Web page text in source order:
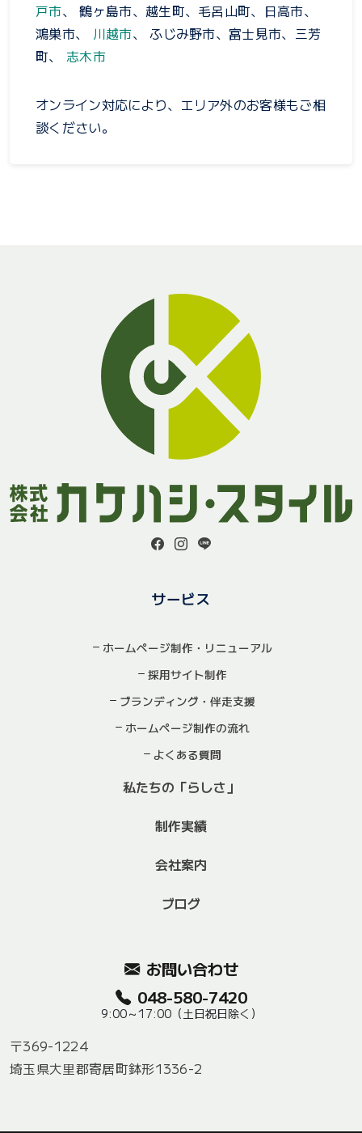
戸市、 鶴ヶ島市、越生町、毛呂山町、日高市、
鴻巣市、 川越市、 ふじみ野市、富士見市、三芳
町、 志木市
オンライン対応により、エリア外のお客様もご相
談ください。
サービス
ホームページ制作・リニューアル
採用サイト制作
ブランディング・伴走支援
ホームページ制作の流れ
よくある質問
私たちの「らしさ」
制作実績
会社案内
ブログ
お問い合わせ
048-580-7420
9:00～17:00（土日祝日除く）
〒369-1224
埼玉県大里郡寄居町鉢形1336-2